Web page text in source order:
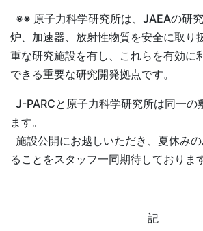
※※ 原子力科学研究所は、JAEAの研
炉、加速器、放射性物質を安全に取り
重な研究施設を有し、これらを有効に
できる重要な研究開発拠点です。
J-PARCと原子力科学研究所は同一の
ます。
施設公開にお越しいただき、夏休み
ることをスタッフ一同期待しておりま
記